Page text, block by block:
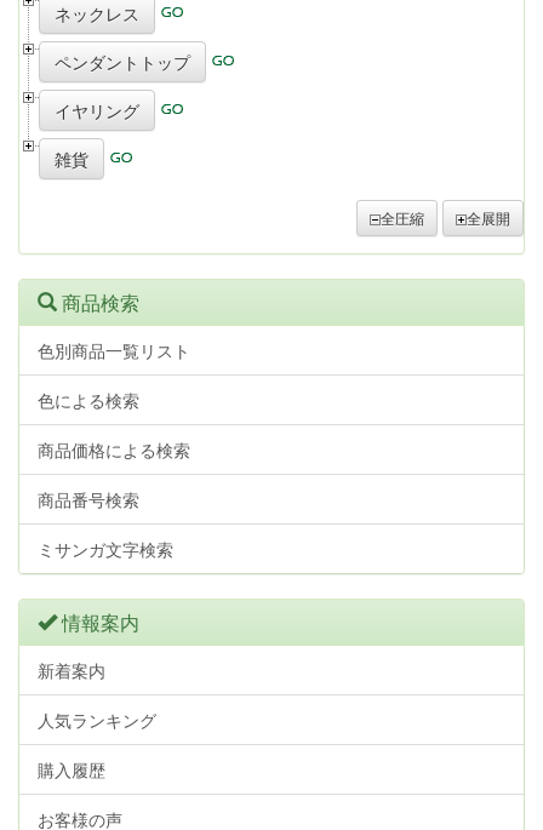
ネックレス
ペンダントトップ
イヤリング
雑貨
全圧縮 全展開
商品検索
色別商品一覧リスト
色による検索
商品価格による検索
商品番号検索
ミサンガ文字検索
情報案内
新着案内
人気ランキング
購入履歴
お客様の声